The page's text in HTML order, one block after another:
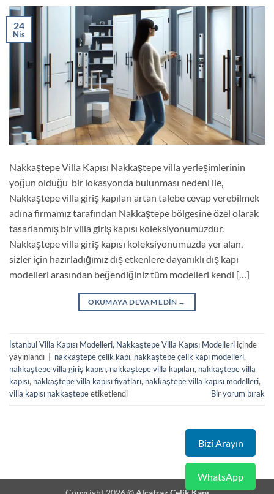
24
Nis
Nakkaştepe Villa Kapısı Nakkaştepe villa yerleşimlerinin
yoğun olduğu bir lokasyonda bulunması nedeni ile,
Nakkaştepe villa giriş kapıları artan talebe cevap verebilmek
adına firmamız tarafından Nakkaştepe bölgesine özel olarak
tasarlanmış bir villa giriş kapısı koleksiyonumuzdur.
Nakkaştepe villa giriş kapısı koleksiyonumuzda yer alan,
sizler için hazırladığımız dış etkenlere dayanıklı dış kapı
modelleri arasından beğendiğiniz tüm modelleri kendi […]
OKUMAYA DEVAM EDIN →
İstanbul Villa Kapısı Modelleri, Nakkaştepe Villa Kapısı Modelleri içinde
yayınlandı
nakkaştepe çelik kapı, nakkaştepe çelik kapı modelleri,
nakkaştepe villa giriş kapısı, nakkaştepe villa kapıları, nakkaştepe villa
kapısı, nakkaştepe villa kapısı fiyatları, nakkaştepe villa kapısı modelleri,
villa kapısı nakkaştepeetiketlendi Bir yorum bırak
Bizi Arayın
WhatsApp